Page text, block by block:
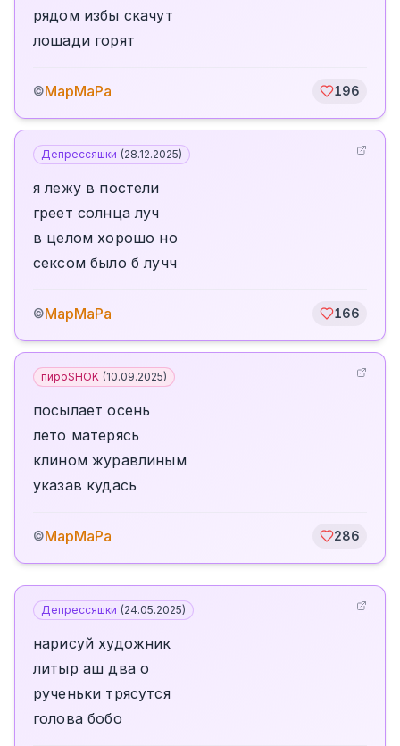
рядом избы скачут
лошади горят
©МарМаРа 196
Депрессяшки (28.12.2025)
я лежу в постели
греет солнца луч
в целом хорошо но
сексом было б лучч
©МарМаРа 166
пироSHOK (10.09.2025)
посылает осень
лето матерясь
клином журавлиным
указав кудась
©МарМаРа 286
Депрессяшки (24.05.2025)
нарисуй художник
литыр аш два о
рученьки трясутся
голова бобо